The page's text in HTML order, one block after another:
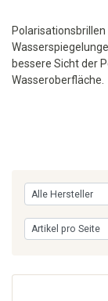
bessere Sicht der
Wasseroberfläche.